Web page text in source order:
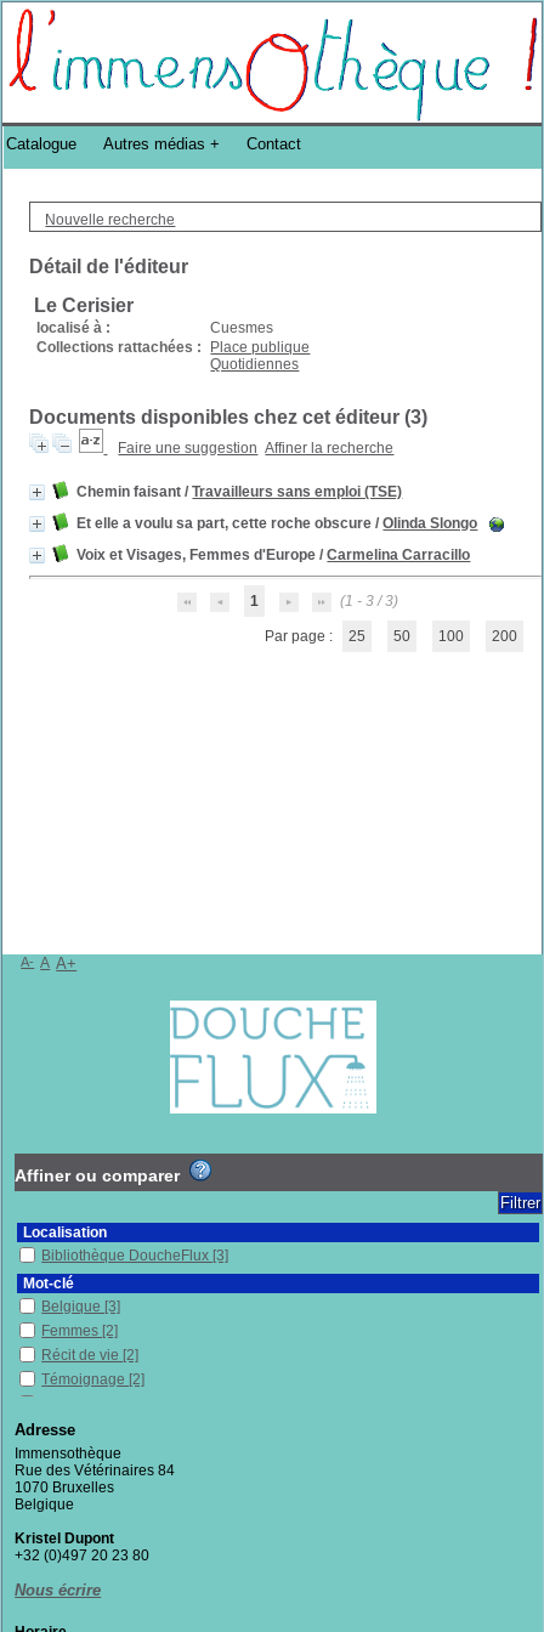
Bibliothèque DoucheFLUX Bibliotheek -->
Nouvelle recherche
Détail de l'éditeur
Le Cerisier
localisé à :
Cuesmes
Collections rattachées :
Place publique
Quotidiennes
Documents disponibles chez cet éditeur (3)
Faire une suggestion Affiner la recherche
Chemin faisant /Travailleurs sans emploi (TSE)
Et elle a voulu sa part, cette roche obscure /Olinda Slongo
Voix et Visages, Femmes d'Europe /Carmelina Carracillo
1 (1 - 3 / 3)
Par page : 25 50 100 200
Catalogue Autres médias Contact
A- A A+
Affiner ou comparer
Localisation
Bibliothèque DoucheFlux [3]
Mot-clé
Belgique [3]
Femmes [2]
Récit de vie [2]
Témoignage [2]
Biographie
Chômage[1]
Émigration et immigration
Exclusion sociale
Luxembourg [1]
Précarité
Suède
Adresse
Immensothèque
Rue des Vétérinaires 84
1070 Bruxelles
Belgique
Kristel Dupont
+32 (0)497 20 23 80
Nous écrire